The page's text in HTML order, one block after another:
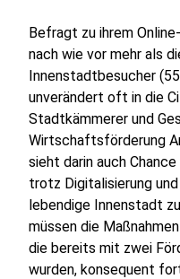
Befragt zu ihrem
nach wie vor mehr als
Innenstadtbesucher
unverändert oft in die
Stadtkämmerer und
Wirtschaftsförderung
sieht darin auch
trotz Digitalisierung
lebendige Innenstadt
müssen die
die bereits mit zwei
wurden, konsequent